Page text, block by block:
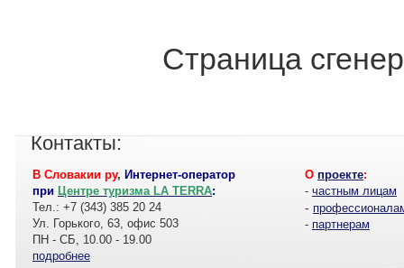
Страница
Контакты:
В Словакии ру, Интернет-оператор
при Центре туризма LA TERRA:
Тел.: +7 (343) 385 20 24
Ул. Горького, 63, офис 503
ПН - СБ, 10.00 - 19.00
подробнее
О проекте:
- частным лицам
-
- партнерам